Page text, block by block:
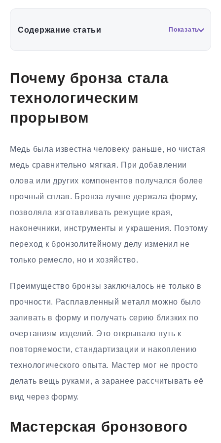
Содержание статьи Показать
Почему бронза стала
технологическим
прорывом
Медь была известна человеку раньше, но чистая
медь сравнительно мягкая. При добавлении
олова или других компонентов получался более
прочный сплав. Бронза лучше держала форму,
позволяла изготавливать режущие края,
наконечники, инструменты и украшения. Поэтому
переход к бронзолитейному делу изменил не
только ремесло, но и хозяйство.
Преимущество бронзы заключалось не только в
прочности. Расплавленный металл можно было
заливать в форму и получать серию близких по
очертаниям изделий. Это открывало путь к
повторяемости, стандартизации и накоплению
технологического опыта. Мастер мог не просто
делать вещь руками, а заранее рассчитывать её
вид через форму.
Мастерская бронзового